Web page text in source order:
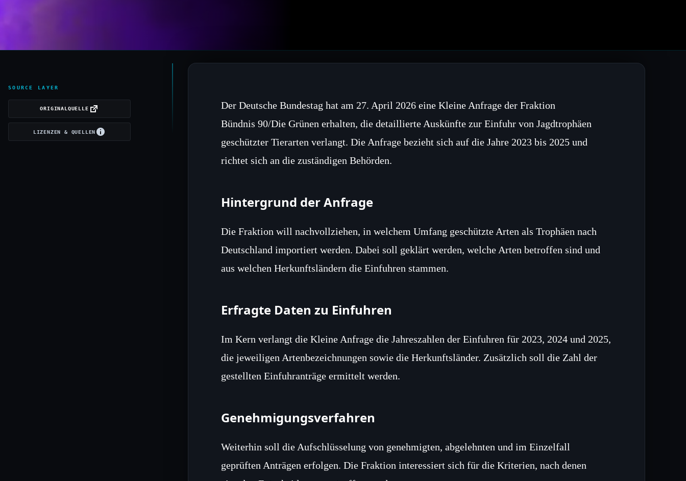
SOURCE LAYER
ORIGINALQUELLE
LIZENZEN & QUELLEN
Der Deutsche Bundestag hat am 27. April 2026 eine Kleine Anfrage der Fraktion
Bündnis 90/Die Grünen erhalten, die detaillierte Auskünfte zur Einfuhr von Jagdtrophäen
geschützter Tierarten verlangt. Die Anfrage bezieht sich auf die Jahre 2023 bis 2025 und
richtet sich an die zuständigen Behörden.
Hintergrund der Anfrage
Die Fraktion will nachvollziehen, in welchem Umfang geschützte Arten als Trophäen nach
Deutschland importiert werden. Dabei soll geklärt werden, welche Arten betroffen sind und
aus welchen Herkunftsländern die Einfuhren stammen.
Erfragte Daten zu Einfuhren
Im Kern verlangt die Kleine Anfrage die Jahreszahlen der Einfuhren für 2023, 2024 und 2025,
die jeweiligen Artenbezeichnungen sowie die Herkunftsländer. Zusätzlich soll die Zahl der
gestellten Einfuhranträge ermittelt werden.
Genehmigungsverfahren
Weiterhin soll die Aufschlüsselung von genehmigten, abgelehnten und im Einzelfall
geprüften Anträgen erfolgen. Die Fraktion interessiert sich für die Kriterien, nach denen